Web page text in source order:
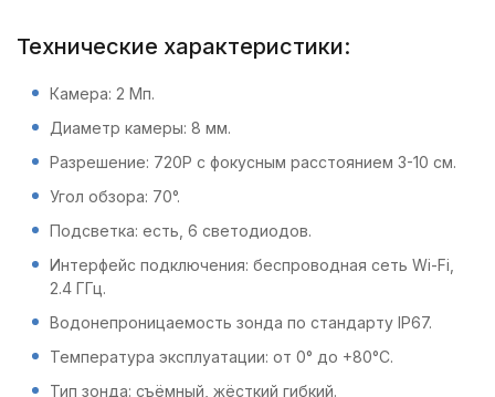
Технические характеристики:
Камера: 2 Мп.
Диаметр камеры: 8 мм.
Разрешение: 720P с фокусным расстоянием 3-10 см.
Угол обзора: 70°.
Подсветка: есть, 6 светодиодов.
Интерфейс подключения: беспроводная сеть Wi-Fi,
2.4 ГГц.
Водонепроницаемость зонда по стандарту IP67.
Температура эксплуатации: от 0° до +80°С.
Тип зонда: съёмный, жёсткий гибкий.